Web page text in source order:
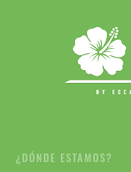
¿DÓNDE ESTAMOS?